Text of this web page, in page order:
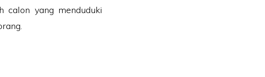
calon yang menduduki